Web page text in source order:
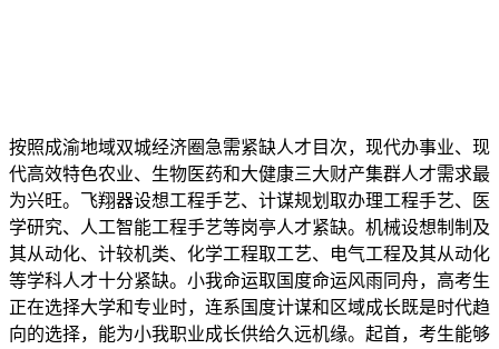
按照成渝地域双城经济圈急需紧缺人才目次，现代办事业、现
代高效特色农业、生物医药和大健康三大财产集群人才需求最
为兴旺。飞翔器设想工程手艺、计谋规划取办理工程手艺、医
学研究、人工智能工程手艺等岗亭人才紧缺。机械设想制制及
其从动化、计较机类、化学工程取工艺、电气工程及其从动化
等学科人才十分紧缺。小我命运取国度命运风雨同舟，高考生
正在选择大学和专业时，连系国度计谋和区域成长既是时代趋
向的选择，能为小我职业成长供给久远机缘。起首，考生能够